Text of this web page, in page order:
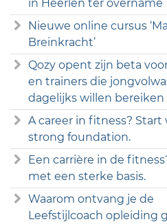
in Heerlen ter overname
Nieuwe online cursus
Breinkracht’
Qozy opent zijn beta
en trainers die
dagelijks willen bereiken
A career in fitness? Start
strong foundation.
Een carrière in de
met een sterke basis.
Waarom ontvang je de
Leefstijlcoach opleiding